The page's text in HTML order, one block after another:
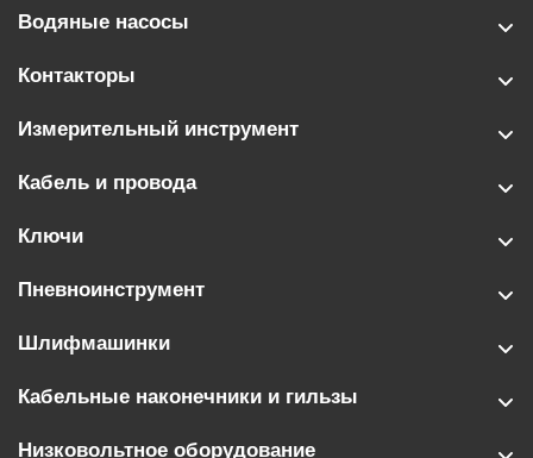
Водяные насосы
Контакторы
Измерительный инструмент
Кабель и провода
Ключи
Пневноинструмент
Шлифмашинки
Кабельные наконечники и гильзы
Низковольтное оборудование